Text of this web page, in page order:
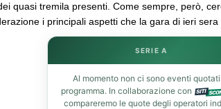
quasi tremila presenti. Come sempre, però,
i principali aspetti che la gara di ieri sera
SERIE A
Al momento non ci sono eventi
programma. In collaborazione con
compareremo le quote degli operatori